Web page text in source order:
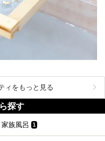
ィをもっと見る
探す
家族風呂 1